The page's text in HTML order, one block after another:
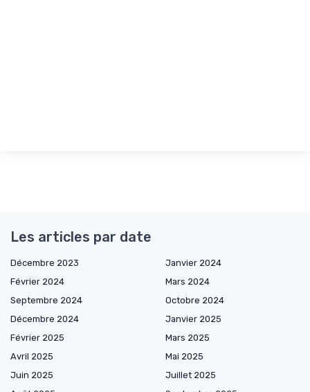
Les articles par date
Décembre 2023
Janvier 2024
Février 2024
Mars 2024
Septembre 2024
Octobre 2024
Décembre 2024
Janvier 2025
Février 2025
Mars 2025
Avril 2025
Mai 2025
Juin 2025
Juillet 2025